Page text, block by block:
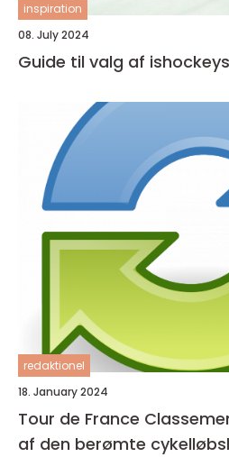
inspiration
08. July 2024
Guide til valg af
redaktionel
18. January 2024
Tour de France
af den berømte